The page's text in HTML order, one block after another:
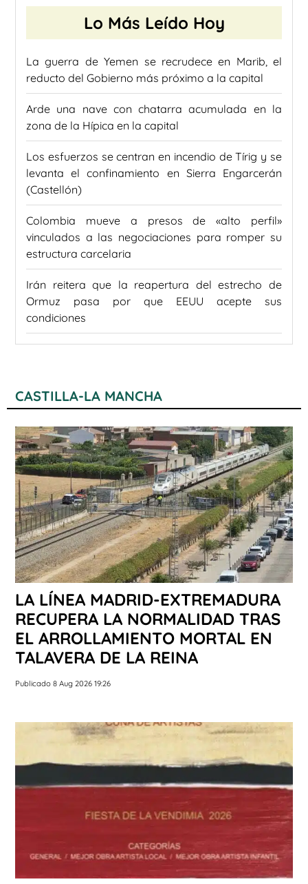
Lo Más Leído Hoy
La guerra de Yemen se recrudece en Marib, el
reducto del Gobierno más próximo a la capital
Arde una nave con chatarra acumulada en la
zona de la Hípica en la capital
Los esfuerzos se centran en incendio de Tírig y se
levanta el confinamiento en Sierra Engarcerán
(Castellón)
Colombia mueve a presos de «alto perfil»
vinculados a las negociaciones para romper su
estructura carcelaria
Irán reitera que la reapertura del estrecho de
Ormuz pasa por que EEUU acepte sus
condiciones
CASTILLA-LA MANCHA
LA LÍNEA MADRID-EXTREMADURA
RECUPERA LA NORMALIDAD TRAS
EL ARROLLAMIENTO MORTAL EN
TALAVERA DE LA REINA
Publicado 8 Aug 2026 19:26